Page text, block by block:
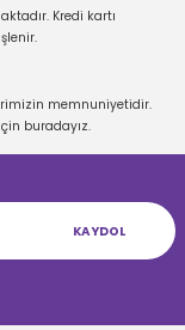
Kredi kartı
memnuniyetidir.
buradayız.
KAYDOL